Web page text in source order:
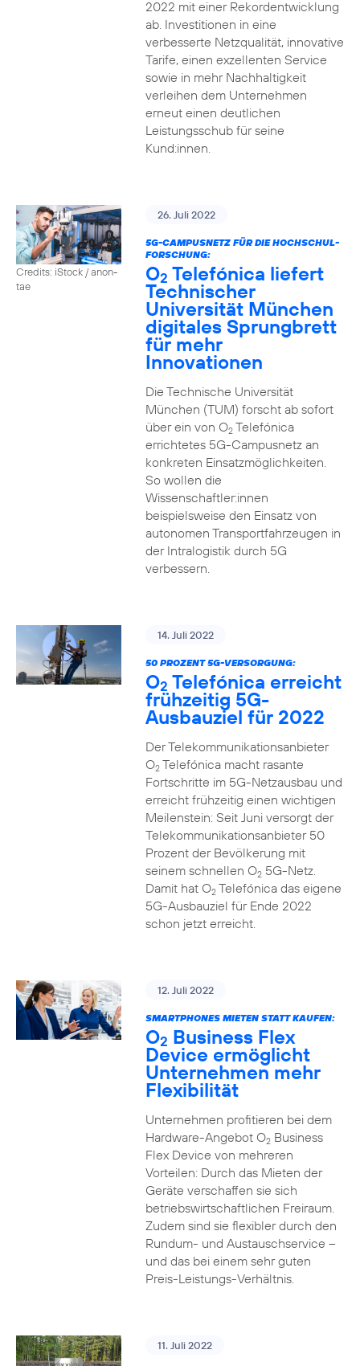
2022 mit einer Rekordentwicklung
ab. Investitionen in eine
verbesserte Netzqualität, innovative
Tarife, einen exzellenten Service
sowie in mehr Nachhaltigkeit
verleihen dem Unternehmen
erneut einen deutlichen
Leistungsschub für seine
Kund:innen.
Credits: iStock / anon-
tae
26. Juli 2022
5G-CAMPUSNETZ FÜR DIE HOCHSCHUL-
FORSCHUNG:
O2 Telefónica liefert
Technischer
Universität München
digitales Sprungbrett
für mehr
Innovationen
Die Technische Universität
München (TUM) forscht ab sofort
über ein von O2Telefónica
errichtetes 5G-Campusnetz an
konkreten Einsatzmöglichkeiten.
So wollen die
Wissenschaftler:innen
beispielsweise den Einsatz von
autonomen Transportfahrzeugen in
der Intralogistik durch 5G
verbessern.
14. Juli 2022
50 PROZENT 5G-VERSORGUNG:
O2 Telefónica erreicht
frühzeitig 5G-
Ausbauziel für 2022
Der Telekommunikationsanbieter
O2Telefónica macht rasante
Fortschritte im 5G-Netzausbau und
erreicht frühzeitig einen wichtigen
Meilenstein: Seit Juni versorgt der
Telekommunikationsanbieter 50
Prozent der Bevölkerung mit
seinem schnellen O25G-Netz.
Damit hat O2Telefónica das eigene
5G-Ausbauziel für Ende 2022
schon jetzt erreicht.
12. Juli 2022
SMARTPHONES MIETEN STATT KAUFEN:
O2 Business Flex
Device ermöglicht
Unternehmen mehr
Flexibilität
Unternehmen profitieren bei dem
Hardware-Angebot O2Business
Flex Device von mehreren
Vorteilen: Durch das Mieten der
Geräte verschaffen sie sich
betriebswirtschaftlichen Freiraum.
Zudem sind sie flexibler durch den
Rundum- und Austauschservice –
und das bei einem sehr guten
Preis-Leistungs-Verhältnis.
11. Juli 2022